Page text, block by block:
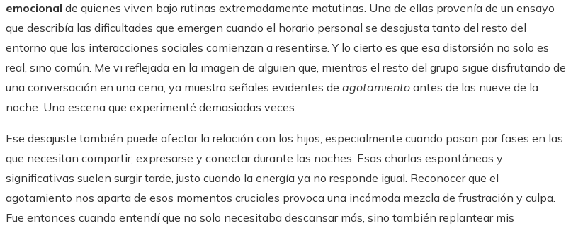
emocional de quienes viven bajo rutinas extremadamente matutinas. Una de ellas provenía de un ensayo
que describía las dificultades que emergen cuando el horario personal se desajusta tanto del resto del
entorno que las interacciones sociales comienzan a resentirse. Y lo cierto es que esa distorsión no solo es
real, sino común. Me vi reflejada en la imagen de alguien que, mientras el resto del grupo sigue disfrutando de
una conversación en una cena, ya muestra señales evidentes de agotamiento antes de las nueve de la
noche. Una escena que experimenté demasiadas veces.
Ese desajuste también puede afectar la relación con los hijos, especialmente cuando pasan por fases en las
que necesitan compartir, expresarse y conectar durante las noches. Esas charlas espontáneas y
significativas suelen surgir tarde, justo cuando la energía ya no responde igual. Reconocer que el
agotamiento nos aparta de esos momentos cruciales provoca una incómoda mezcla de frustración y culpa.
Fue entonces cuando entendí que no solo necesitaba descansar más, sino también replantear mis